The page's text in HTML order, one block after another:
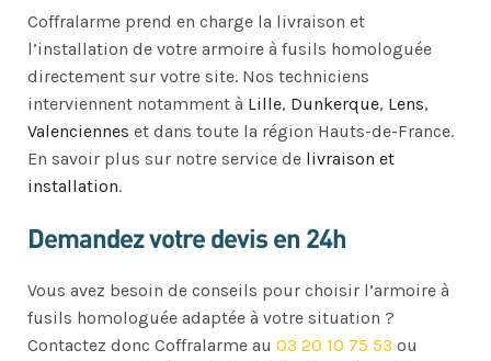
Coffralarme prend en charge la livraison et
l’installation de votre armoire à fusils homologuée
directement sur votre site. Nos techniciens
interviennent notamment à Lille, Dunkerque, Lens,
Valenciennes et dans toute la région Hauts-de-France.
En savoir plus sur notre service de livraison et
installation.
Demandez votre devis en 24h
Vous avez besoin de conseils pour choisir l’armoire à
fusils homologuée adaptée à votre situation ?
Contactez donc Coffralarme au 03 20 10 75 53 ou